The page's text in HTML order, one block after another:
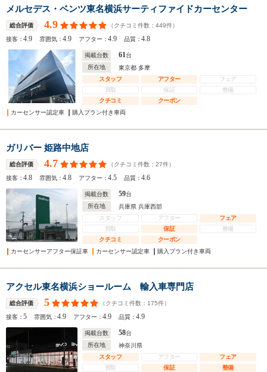
メルセデス・ベンツ東名横浜サーティファイドカーセンター
総合評価 4.9 （クチコミ件数： 449件）
接客：4.9 雰囲気：4.9 アフター：4.9 品質：4.8
掲載台数 61台
所在地
東京都 多摩
スタッフ
アフター
フェア
買取
保証
整備
クチコミ
クーポン
カーセンサー認定車
購入プラン付き車両
ガリバー 姫路中地店
総合評価 4.7 （クチコミ件数： 27件）
接客：4.8 雰囲気：4.8 アフター：4.5 品質：4.6
掲載台数 59台
所在地
兵庫県 兵庫西部
スタッフ
アフター
フェア
買取
保証
整備
クチコミ
クーポン
カーセンサーアフター保証車
カーセンサー認定車 購入プラン付き車両
アクセル東名横浜ショールーム 輸入車専門店
総合評価 5 （クチコミ件数： 175件）
接客：5 雰囲気：4.9 アフター：4.9 品質：4.9
掲載台数 58台
所在地
神奈川県
スタッフ
アフター
フェア
買取
保証
整備